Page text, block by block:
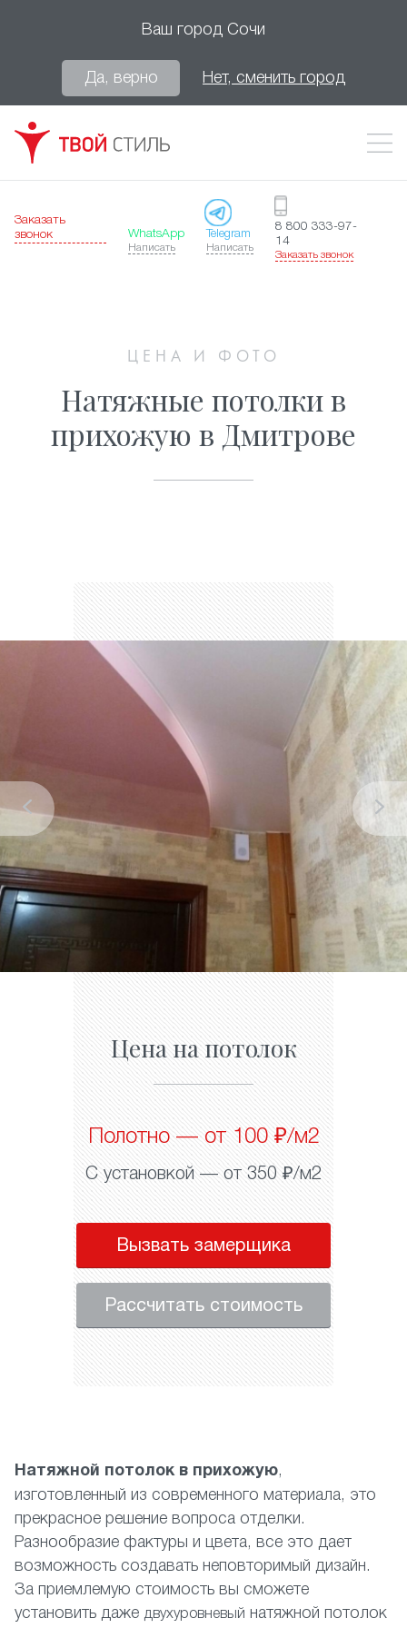
Ваш город Сочи
Да, верно Нет, сменить город
Заказать
звонок
WhatsApp
Написать
Telegram
Написать
8 800 333-97-
14
Заказать звонок
ЦЕНА И ФОТО
Натяжные потолки в
прихожую в Дмитрове
Цена на потолок
Полотно — от 100 ₽/м2
С установкой — от 350 ₽/м2
Вызвать замерщика
Рассчитать стоимость
Натяжной потолок в прихожую,
изготовленный из современного материала, это
прекрасное решение вопроса отделки.
Разнообразие фактуры и цвета, все это дает
возможность создавать неповторимый дизайн.
За приемлемую стоимость вы сможете
установить даже двухуровневый натяжной потолок